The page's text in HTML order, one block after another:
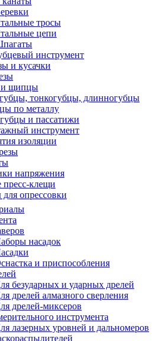
тросы
цепи
инструмент
и кусачки
щипцы
тонкогубцы, длинногубцы
по металлу
и пассатижи
инструмент
изоляции
напряжения
пресс-клещи
опрессовки
насадок
и приспособления
безударных и ударных дрелей
дрелей алмазного сверления
дрелей-миксеров
инструмента
лазерных уровней и дальномеров